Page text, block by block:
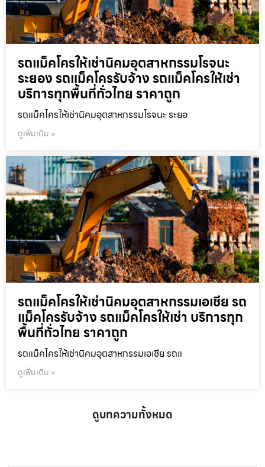
รถแม็คโครให้เช่านิคมอุตสาหกรรมโรจนะ
ระยอง รถแม็คโครรับจ้าง รถแม็คโครให้เช่า
บริการทุกพื้นที่ทั่วไทย ราคาถูก
รถแม็คโครให้เช่านิคมอุตสาหกรรมโรจนะ ระยอ
ดูเพิ่มเติม »
รถแม็คโครให้เช่านิคมอุตสาหกรรมเอเชีย รถ
แม็คโครรับจ้าง รถแม็คโครให้เช่า บริการทุก
พื้นที่ทั่วไทย ราคาถูก
รถแม็คโครให้เช่านิคมอุตสาหกรรมเอเชีย รถแ
ดูเพิ่มเติม »
ดูบทความทั้งหมด